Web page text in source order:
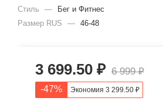
Стиль
—
Бег и Фитнес
Размер RUS
— 46-48
3 699.50 ₽ 6 999₽
-47% Экономия 3 299.50 ₽